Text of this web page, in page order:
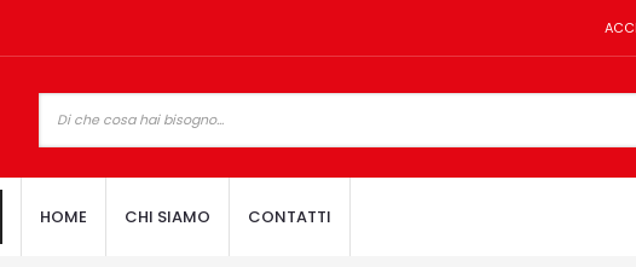
HOME CHI SIAMO CONTATTI